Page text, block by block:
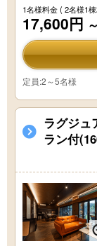
1名様料金( 2名様1
17,600円 ～
定員:2～5名様
ラグジュ
ラン付